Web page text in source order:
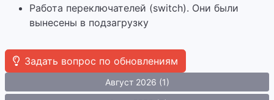
Работа переключателей (switch). Они были
вынесены в подзагрузку
Задать вопрос по обновлениям
Август 2026 (1)